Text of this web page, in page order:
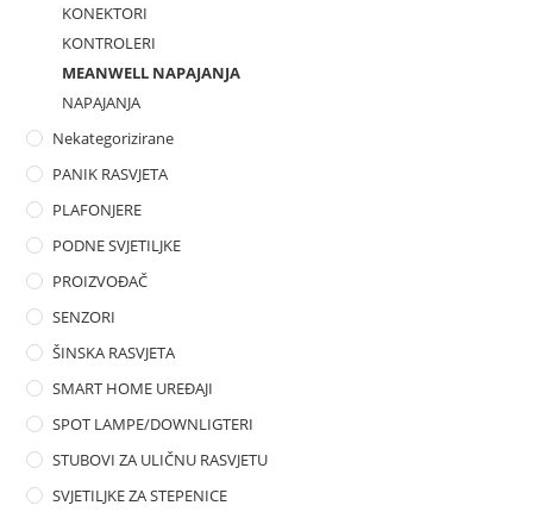
KONEKTORI
KONTROLERI
MEANWELL NAPAJANJA
NAPAJANJA
Nekategorizirane
PANIK RASVJETA
PLAFONJERE
PODNE SVJETILJKE
PROIZVOĐAČ
SENZORI
ŠINSKA RASVJETA
SMART HOME UREĐAJI
SPOT LAMPE/DOWNLIGTERI
STUBOVI ZA ULIČNU RASVJETU
SVJETILJKE ZA STEPENICE